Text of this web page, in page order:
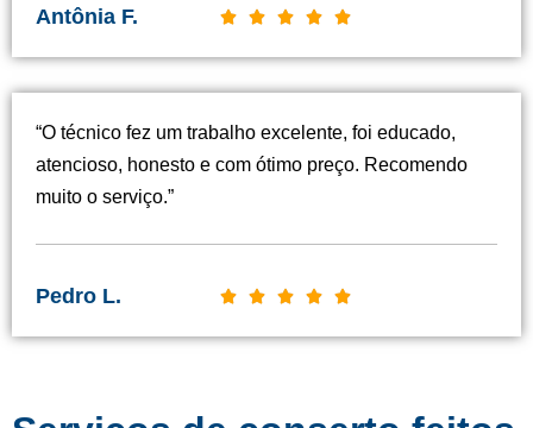
Antônia F.     C
s
i
d
“O técnico fez um trabalho excelente, foi educado,
atencioso, honesto e com ótimo preço. Recomendo
muito o serviço.”
Pedro L.     C
s